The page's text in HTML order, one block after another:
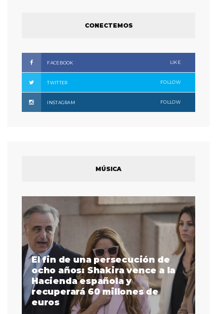
CONECTEMOS
FACEBOOK LIKE
TWITTER FOLLOW
INSTAGRAM FOLLOW
MÚSICA
El fin de una persecución de
ocho años: Shakira vence a la
Hacienda española y
recuperará 60 millones de
euros